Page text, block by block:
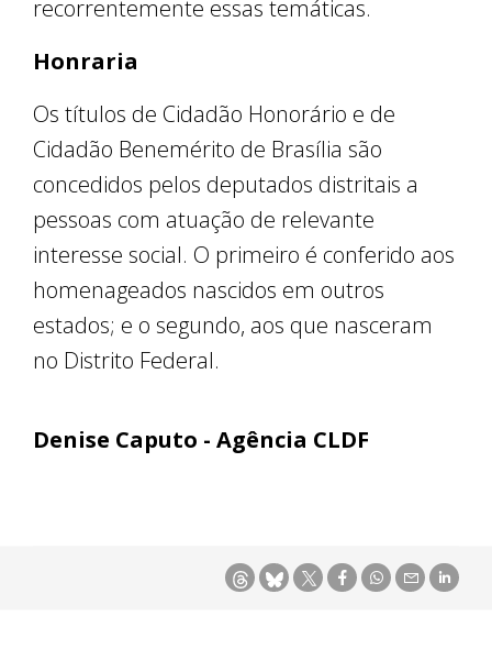
recorrentemente essas temáticas.
Honraria
Os títulos de Cidadão Honorário e de
Cidadão Benemérito de Brasília são
concedidos pelos deputados distritais a
pessoas com atuação de relevante
interesse social. O primeiro é conferido aos
homenageados nascidos em outros
estados; e o segundo, aos que nasceram
no Distrito Federal.
Denise Caputo - Agência CLDF